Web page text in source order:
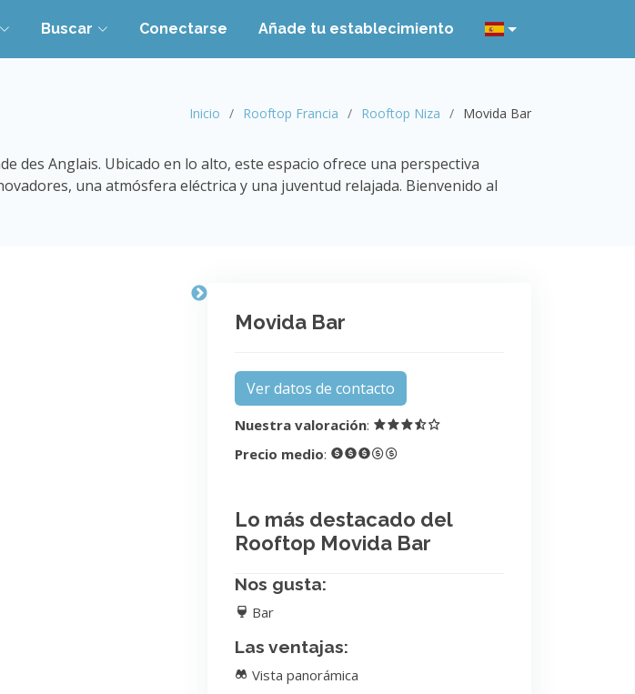
Buscar Conectarse Añade tu establecimiento
Inicio Rooftop Francia Rooftop Niza Movida Bar
des Anglais. Ubicado en lo alto, este espacio ofrece una perspectiva
una atmósfera eléctrica y una juventud relajada. Bienvenido al
Movida Bar
Ver datos de contacto
Nuestra valoración:
Precio medio:
Lo más destacado del
Rooftop Movida Bar
Nos gusta:
Bar
Las ventajas:
Vista panorámica